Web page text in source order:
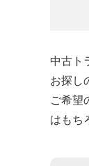
中古ト
お探し
ご希望
はもち